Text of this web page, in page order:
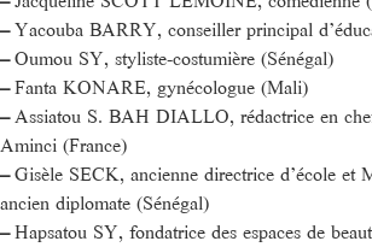
–Yacouba BARRY, conseiller principal
–Oumou SY, styliste-costumière (Sénégal)
–Fanta KONARE, gynécologue (Mali)
–Assiatou S. BAH DIALLO, rédactrice en
Aminci (France)
–Gisèle SECK, ancienne directrice d’école et
ancien diplomate (Sénégal)
–Hapsatou SY, fondatrice des espaces de